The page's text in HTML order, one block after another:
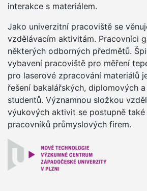
interakce s materiálem.
Jako univerzitní pracoviště se
vzdělávacím aktivitám. Pracovníci
některých odborných předmětů.
vybavení pracoviště pro měření
pro laserové zpracování materiálů
řešení bakalářských, diplomových
studentů. Významnou složkou
výukových aktivit se postupně
pracovníků průmyslových firem.